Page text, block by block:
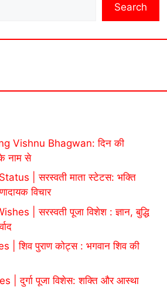
Search
Vishnu Bhagwan: दिन की
नाम से
| सरस्वती माता स्टेटस: भक्ति
विचार
| सरस्वती पूजा विशेश : ज्ञान, बुद्धि
| शिव पुराण कोट्स : भगवान शिव की
| दुर्गा पूजा विशेस: शक्ति और आस्था